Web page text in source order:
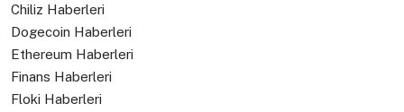
Chiliz Haberleri
Dogecoin Haberleri
Ethereum Haberleri
Finans Haberleri
Floki Haberleri